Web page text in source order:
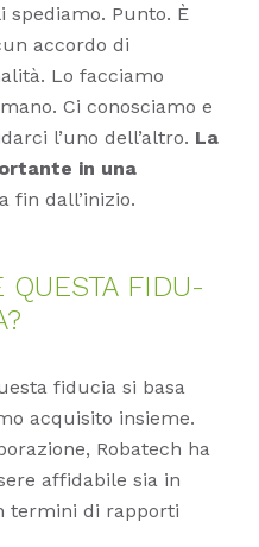
Punto. È
accordo di
Lo facciamo
Ci conosciamo e
l’uno dell’altro. La
in una
fin dall’inizio.
QUES­TA FI­DU­
fiducia si basa
acquisito insieme.
Robatech ha
affidabile sia in
termini di rapporti